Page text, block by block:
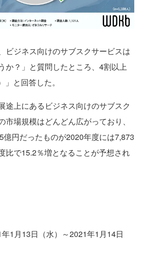
ビジネス向けのサブスクサービスは
か？」と質問したところ、4割以上
と回答した。
途上にあるビジネス向けのサブスク
市場規模はどんどん広がっており、
億円だったものが2020年度には7,873
比で15.2％増となることが予想され
1月13日（水）～2021年1月14日